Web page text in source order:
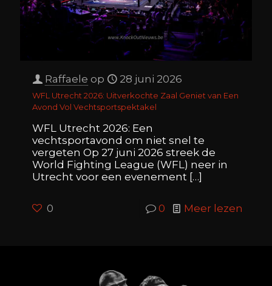
Raffaele op 28 juni 2026
WFL Utrecht 2026: Uitverkochte Zaal Geniet van Een
Avond Vol Vechtsportspektakel
WFL Utrecht 2026: Een
vechtsportavond om niet snel te
vergeten Op 27 juni 2026 streek de
World Fighting League (WFL) neer in
Utrecht voor een evenement […]
0 0 Meer lezen